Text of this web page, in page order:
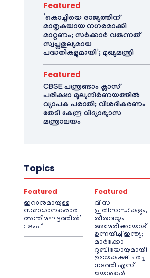
Featured
‘കൊച്ചിയെ രാജ്യത്തിന്
മാതൃകയായ നഗരമാക്കി
മാറ്റണം; സർക്കാർ വരുന്നത്
സ്വപ്നതുല്യമായ
പദ്ധതികളുമായി’; മുഖ്യമന്ത്രി
Featured
CBSE പന്ത്രണ്ടാം ക്ലാസ്
പരീക്ഷാ മൂല്യനിർണയത്തിൽ
വ്യാപക പരാതി; വിശദീകരണം
തേടി കേന്ദ്ര വിദ്യാഭ്യാസ
മന്ത്രാലയം
Topics
Featured
ഇറാനുമായുള്ള
സമാധാനകരാർ
അന്തിമഘട്ടത്തിൽ‌’
: ട്രംപ്
Featured
വിസ
പ്രതിസന്ധികളും,
തീരുവയും
അമേരിക്കയോട്
ഉന്നയിച്ച് ഇന്ത്യ;
മാർക്കോ
റൂബിയോയുമായി
ഉഭയകക്ഷി ചർച്ച
നടത്തി എസ്
ജയശങ്കർ